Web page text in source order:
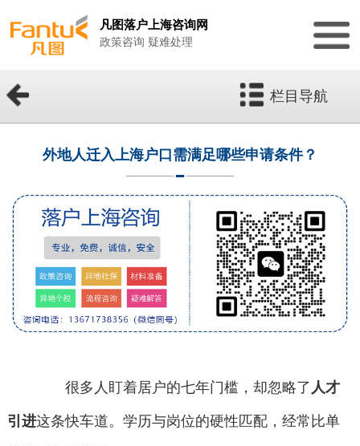
凡图落户上海咨询网
政策咨询 疑难处理
栏目导航
外地人迁入上海户口需满足哪些申请条件？
很多人盯着居户的七年门槛，却忽略了 人才
引进这条快车道。学历与岗位的硬性匹配，经常比单